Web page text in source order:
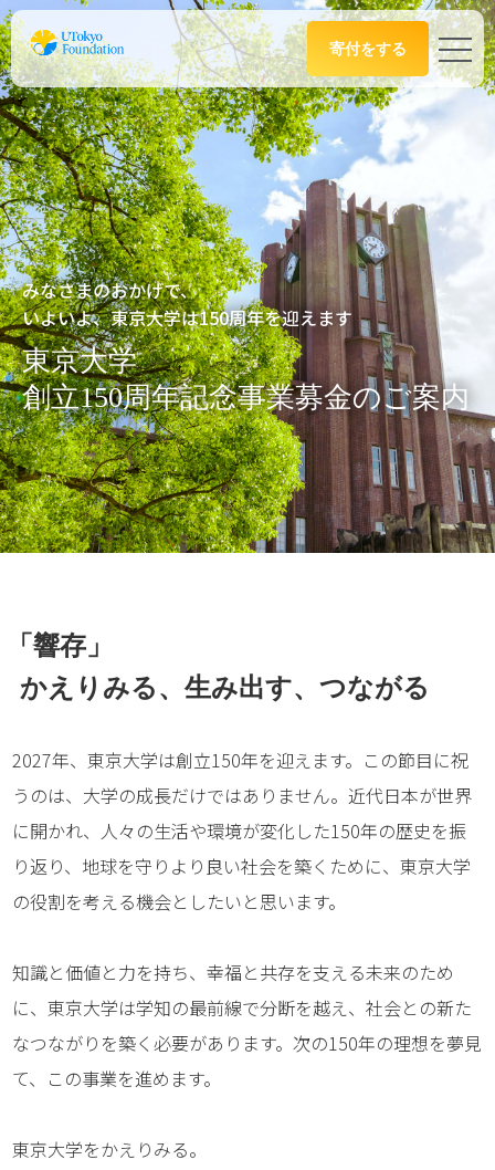
寄付をする
みなさまのおかげで、
いよいよ、東京大学は150周年を迎えます
東京大学
創立150周年記念事業募金のご案内
「響存」
かえりみる、生み出す、つながる
2027年、東京大学は創立150年を迎えます。この節目に祝
うのは、大学の成長だけではありません。近代日本が世界
に開かれ、人々の生活や環境が変化した150年の歴史を振
り返り、地球を守りより良い社会を築くために、東京大学
の役割を考える機会としたいと思います。
知識と価値と力を持ち、幸福と共存を支える未来のため
に、東京大学は学知の最前線で分断を越え、社会との新た
なつながりを築く必要があります。次の150年の理想を夢見
て、この事業を進めます。
東京大学をかえりみる。